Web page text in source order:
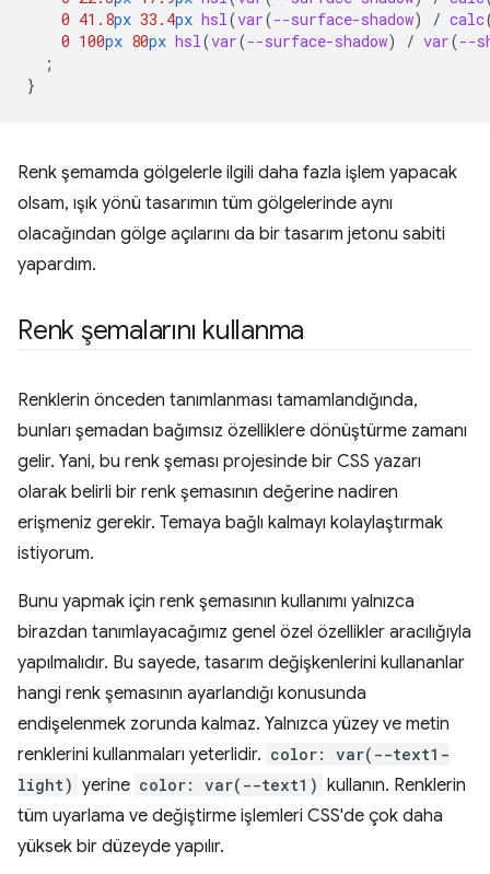
0 41.8px 33.4px hsl (var(--surface-shadow) / calc
0 100px 80px hsl (var(--surface-shadow) / var(--
;
}
Renk şemamda gölgelerle ilgili daha fazla işlem yapacak
olsam, ışık yönü tasarımın tüm gölgelerinde aynı
olacağından gölge açılarını da bir tasarım jetonu sabiti
yapardım.
Renk şemalarını kullanma
Renklerin önceden tanımlanması tamamlandığında,
bunları şemadan bağımsız özelliklere dönüştürme zamanı
gelir. Yani, bu renk şeması projesinde bir CSS yazarı
olarak belirli bir renk şemasının değerine nadiren
erişmeniz gerekir. Temaya bağlı kalmayı kolaylaştırmak
istiyorum.
Bunu yapmak için renk şemasının kullanımı yalnızca
birazdan tanımlayacağımız genel özel özellikler aracılığıyla
yapılmalıdır. Bu sayede, tasarım değişkenlerini kullananlar
hangi renk şemasının ayarlandığı konusunda
endişelenmek zorunda kalmaz. Yalnızca yüzey ve metin
renklerini kullanmaları yeterlidir. color: var(--text1-
light) yerine color: var(--text1) kullanın. Renklerin
tüm uyarlama ve değiştirme işlemleri CSS'de çok daha
yüksek bir düzeyde yapılır.